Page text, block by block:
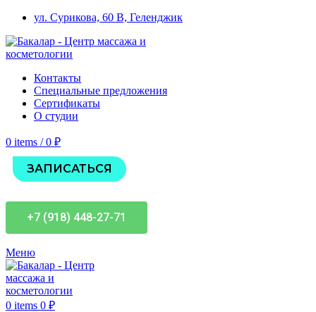
ул. Сурикова, 60 В, Геленджик
Контакты
Специальные предложения
Сертификаты
О студии
0 items / 0 ₽
ЗАПИСАТЬСЯ
+7 (918) 448-27-71
Меню
0 items 0 ₽